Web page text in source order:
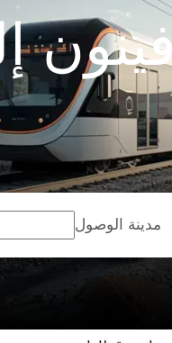
مدينة الوصول